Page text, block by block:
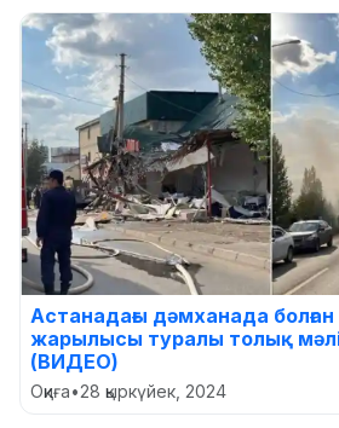
Астанадағы дәмханада
жарылысы туралы толық
(ВИДЕО)
Оқиға•28 қыркүйек, 2024